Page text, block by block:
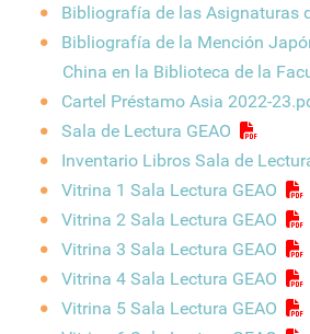
navegación
Bibliografía de las Asignaturas
Bibliografía de la Mención
China en la Biblioteca de la
Cartel Préstamo Asia 2022-
Sala de Lectura GEAO
Inventario Libros Sala de
Vitrina 1 Sala Lectura GEAO
Vitrina 2 Sala Lectura GEAO
Vitrina 3 Sala Lectura GEAO
Vitrina 4 Sala Lectura GEAO
Vitrina 5 Sala Lectura GEAO